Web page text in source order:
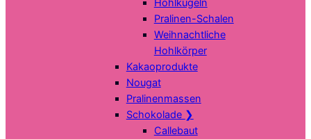
Pralinen-Schalen
Weihnachtliche
Hohlkörper
Kakaoprodukte
Nougat
Pralinenmassen
Schokolade ❯
Callebaut